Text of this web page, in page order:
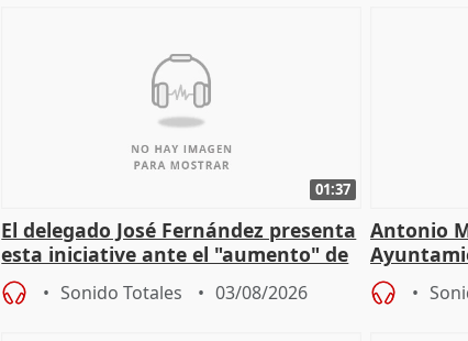
01:37
El delegado José Fernández presenta
esta iniciative ante el "aumento" de
personas sin hogar en Madri
Sonido Totales 03/08/2026
Antonio
Jiménez